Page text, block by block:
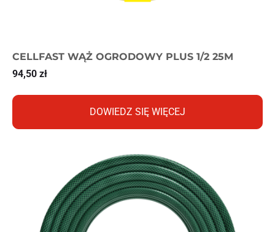
CELLFAST WĄŻ OGRODOWY PLUS 1/2 25M
94,50 zł
DOWIEDZ SIĘ WIĘCEJ